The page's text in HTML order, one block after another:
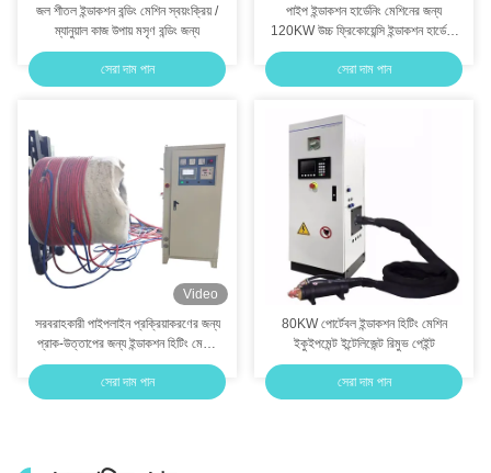
জল শীতল ইন্ডাকশন বন্ডিং মেশিন স্বয়ংক্রিয় /
ম্যানুয়াল কাজ উপায় মসৃণ বন্ডিং জন্য
সেরা দাম পান
পাইপ ইন্ডাকশন হার্ডেনিং মেশিনের জন্য
120KW উচ্চ ফ্রিকোয়েন্সি ইন্ডাকশন হার্ডেনিং
মেশিন
সেরা দাম পান
Video
সরবরাহকারী পাইপলাইন প্রক্রিয়াকরণের জন্য
প্রাক-উত্তাপের জন্য ইন্ডাকশন হিটিং মেশিন
(MF-400KW)
সেরা দাম পান
80KW পোর্টেবল ইন্ডাকশন হিটিং মেশিন
ইকুইপমেন্ট ইন্টেলিজেন্ট রিমুভ পেইন্ট
সেরা দাম পান